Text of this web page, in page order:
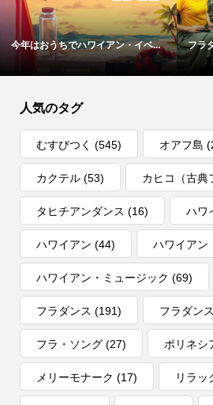
今年はおうちでハワイアン・イベ... フラ
人気のタグ
むすびつく (545) オアフ島
カクテル(53) カヒコ（古典
タヒチアンダンス (16) ハワ
ハワイアン (44) ハワイアン
ハワイアン・ミュージック (69)
フラダンス (191) フラダン
フラ・ソング(27) ポリネシ
メリーモナーク (17) リラッ